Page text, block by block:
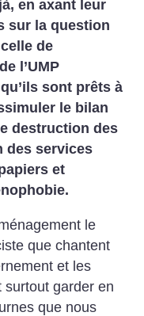
en axant leur
sur la question
de
l’UMP
sont prêts à
le bilan
destruction des
des services
et
le
que chantent
et les
surtout garder en
que nous